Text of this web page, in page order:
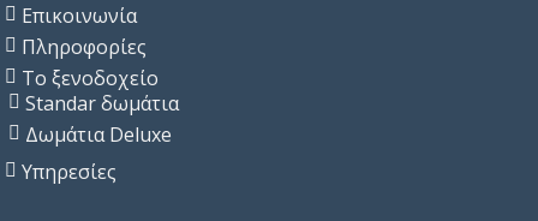
Επικοινωνία
Πληροφορίες
Το ξενοδοχείο
Standar δωμάτια
Δωμάτια Deluxe
Υπηρεσίες